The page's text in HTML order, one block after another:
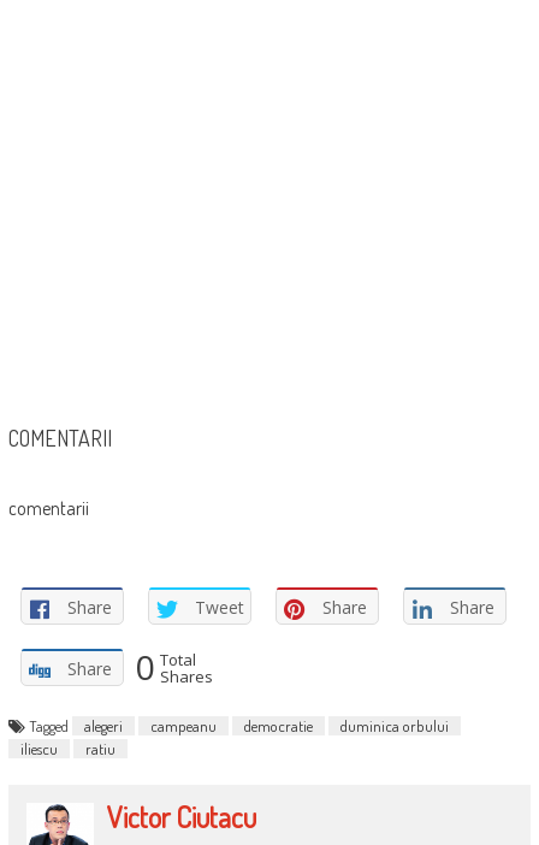
COMENTARII
comentarii
Share Tweet Share Share
Share 0 Total
Shares
Tagged alegeri campeanu democratie
duminica orbului
iliescu
ratiu
Victor Ciutacu